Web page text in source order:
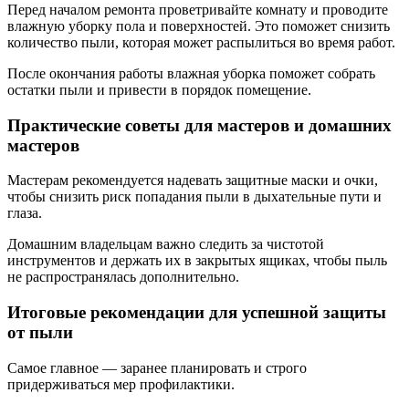
Перед началом ремонта проветривайте комнату и проводите
влажную уборку пола и поверхностей. Это поможет снизить
количество пыли, которая может распылиться во время работ.
После окончания работы влажная уборка поможет собрать
остатки пыли и привести в порядок помещение.
Практические советы для мастеров и домашних
мастеров
Мастерам рекомендуется надевать защитные маски и очки,
чтобы снизить риск попадания пыли в дыхательные пути и
глаза.
Домашним владельцам важно следить за чистотой
инструментов и держать их в закрытых ящиках, чтобы пыль
не распространялась дополнительно.
Итоговые рекомендации для успешной защиты
от пыли
Самое главное — заранее планировать и строго
придерживаться мер профилактики.